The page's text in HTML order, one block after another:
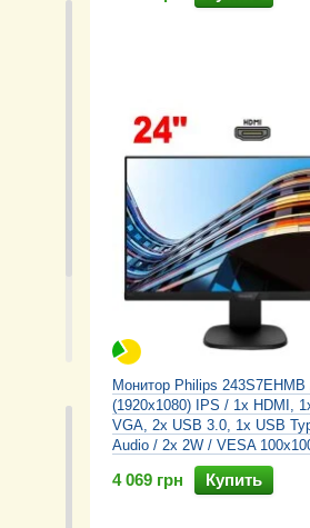
Монитор Philips 243S7EHMB
(1920x1080) IPS / 1x HDMI,
VGA, 2x USB 3.0, 1x USB
Audio / 2x 2W / VESA
4 069 грн Купить